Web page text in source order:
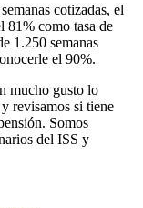
cotizadas, el
81% como tasa de
1.250 semanas
el 90%.
mucho gusto lo
revisamos si tiene
Somos
del ISS y